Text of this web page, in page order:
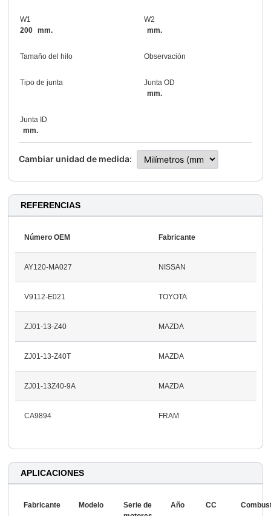
W1
200 mm.
W2
mm.
Tamaño del hilo Observación
Tipo de junta
Junta OD
mm.
Junta ID
mm.
Cambiar unidad de medida:
REFERENCIAS
Número OEM Fabricante
AY120-MA027 NISSAN
V9112-E021 TOYOTA
ZJ01-13-Z40 MAZDA
ZJ01-13-Z40T MAZDA
ZJ01-13Z40-9A MAZDA
CA9894 FRAM
APLICACIONES
Fabricante Modelo
Serie de
Año CC